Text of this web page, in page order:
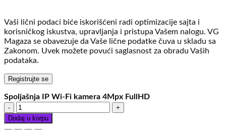
Vaši lični podaci biće iskorišćeni radi optimizacije sajta i
korisničkog iskustva, upravljanja i pristupa Vašem nalogu. VG
Magaza se obavezuje da Vaše lične podatke čuva u skladu sa
Zakonom. Uvek možete povući saglasnost za obradu Vaših
podataka.
Registrujte se
Spoljašnja IP Wi-Fi kamera 4Mpx FullHD
Spoljašnja
IP
Wi-
Dodaj u korpu